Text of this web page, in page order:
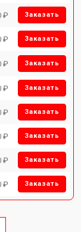
₽ Заказать
₽ Заказать
₽ Заказать
₽ Заказать
₽ Заказать
₽ Заказать
₽ Заказать
₽ Заказать